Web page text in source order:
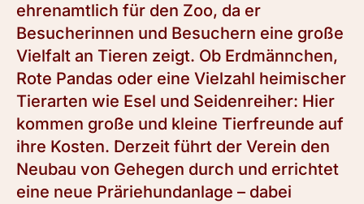
ehrenamtlich für den Zoo, da er
Besucherinnen und Besuchern eine große
Vielfalt an Tieren zeigt. Ob Erdmännchen,
Rote Pandas oder eine Vielzahl heimischer
Tierarten wie Esel und Seidenreiher: Hier
kommen große und kleine Tierfreunde auf
ihre Kosten. Derzeit führt der Verein den
Neubau von Gehegen durch und errichtet
eine neue Präriehundanlage – dabei